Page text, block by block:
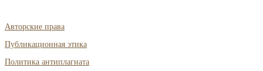
Авторские права
Публикационная этика
Политика антиплагиата